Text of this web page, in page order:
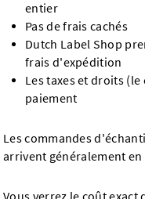
entier
Pas de frais cachés
Dutch Label Shop
frais d'expédition
Les taxes et droits
paiement
Les commandes
arrivent généralement